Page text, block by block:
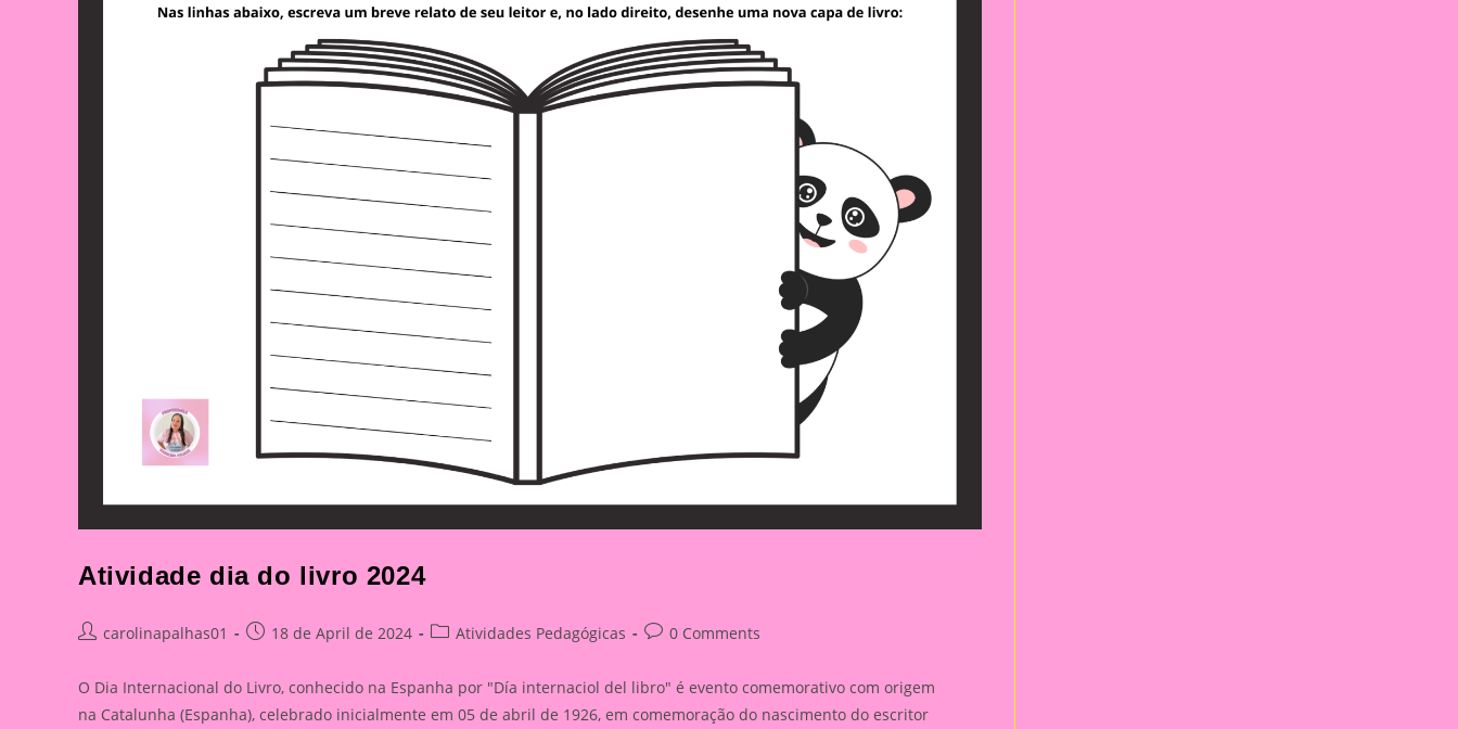
Atividade dia do livro 2024
Postcarolinapalhas01
Post18 de April de 2024
PostAtividades Pedagógicas
Post0 Comments
O Dia Internacional do Livro, conhecido na Espanha por "Día internaciol del libro" é evento comemorativo com origem
na Catalunha (Espanha), celebrado inicialmente em 05 de abril de 1926, em comemoração do nascimento do escritor